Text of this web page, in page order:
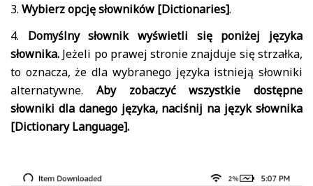
3. Wybierz opcjęsłowników [Dictionaries].
4. Domyślny słownik wyświetli się poniżej języka
słownika. Jeżeli po prawej stronie znajduje się strzałka,
to oznacza, że dla wybranego języka istnieją słowniki
alternatywne. Aby zobaczyć wszystkie dostępne
słowniki dla danego języka, naciśnij na język słownika
[Dictionary Language].